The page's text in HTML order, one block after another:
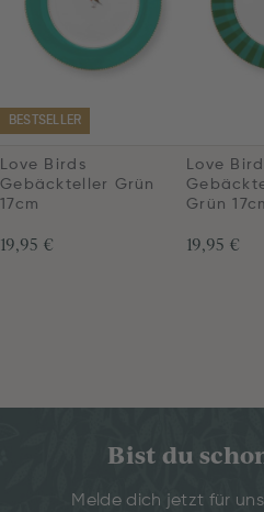
BESTSELLER
Love Birds
Gebäckteller Grün
17cm
19,95 €
Love
Grün
19,95 €
Bist du
Melde dich jetzt für